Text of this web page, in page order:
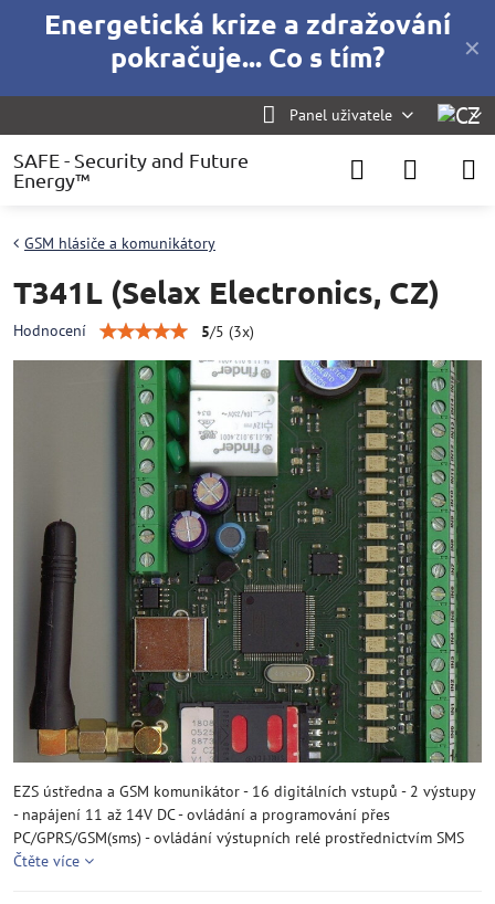
✕
Energetická krize a zdražování
pokračuje... Co s tím?
Panel uživatele
SAFE - Security and Future
Energy™
GSM hlásiče a komunikátory
T341L (Selax Electronics, CZ)
Hodnocení 5/5 (3x)
EZS ústředna a GSM komunikátor - 16 digitálních vstupů - 2 výstupy
- napájení 11 až 14V DC - ovládání a programování přes
PC/GPRS/GSM(sms) - ovládání výstupních relé prostřednictvím SMS
Čtěte více